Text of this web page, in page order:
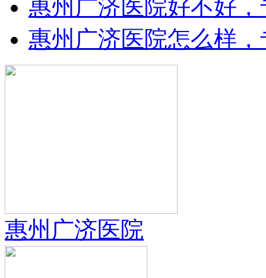
惠州广济医院好不好，
惠州广济医院怎么样，
惠州广济医院